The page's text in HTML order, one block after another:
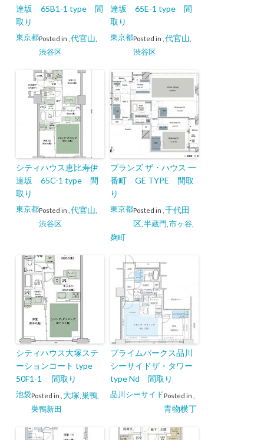
達坂 65B1-1 type 間
取り
Posted in
東京都 代官山
渋谷区
達坂 65E-1 type 間
取り
Posted in
東京都 代官山
渋谷区
シティハウス恵比寿伊
達坂 65C-1 type 間
取り
Posted in
東京都 代官山
渋谷区
ブランズ ザ・ハウス 一
番町 GE TYPE 間取
り
Posted in
東京都
千代田
区 半蔵門 市ヶ谷,
麹町
シティハウス大塚ステ
ーションコート type
50F1-1 間取り
Posted in
池袋 大塚 巣鴨,
巣鴨新田
プライムパークス品川
シーサイドザ・タワー
type Nd 間取り
Posted in
品川シーサイド
青物横丁